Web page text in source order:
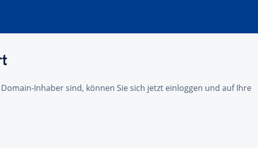
Inhaber sind, können Sie sich jetzt einloggen und auf Ihre